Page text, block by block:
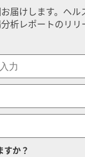
届けします。ヘル
析レポートのリリ
すか？